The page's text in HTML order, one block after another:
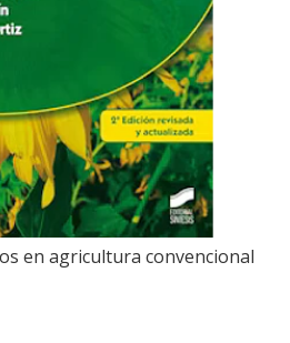
en agricultura convencional